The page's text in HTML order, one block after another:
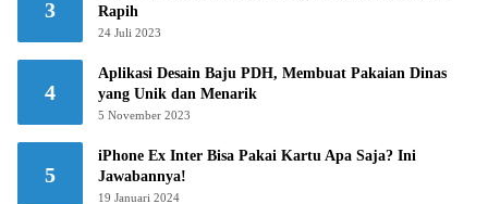
3
Rapih
24 Juli 2023
4
Aplikasi Desain Baju PDH, Membuat Pakaian Dinas
yang Unik dan Menarik
5 November 2023
5
iPhone Ex Inter Bisa Pakai Kartu Apa Saja? Ini
Jawabannya!
19 Januari 2024